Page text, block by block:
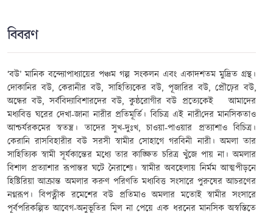
বিবরণ
‘বউ’ মানিক বন্দ্যোপাধ্যায়ের পঞ্চম গল্প সংকলন এবং একাদশতম মুদ্রিত গ্রন্থ।
দোকানির বউ,কেরানীর বউ,সাহিত্যিকের বউ, পূজারির বউ, প্রৌঢ়ের বউ,
অন্ধের বউ,সর্ববিদ্যাবিশারদের বউ,কুষ্ঠরোগীর বউ প্রত্যেকেই
আমাদের
মধ্যবিত্ত ঘরের দেখা-জানা নারীর প্রতিমূর্তি। বিচিত্র এই নারীদেরমানসিকতাও
আশ্চর্যরকমের স্বতন্ত্র। তাদের সুখ-দুঃখ,চাওয়া-পাওয়ার প্রত্যাশাও বিচিত্র।
কেরানি রাসবিহারীর বউ সরসী স্বামীর সোহাগে গরবিনী নারী। অমলা তার
সাহিত্যিক স্বামী সূর্যকান্তের মধ্যে তার কাঙ্ক্ষিত চরিত্র খুঁজে পায় না। অমলার
বিশাল প্রত্যাশার রূপান্তর ঘটে নৈরাশ্যে। স্বামীর অবহেলায় নির্মম আত্মপীড়নে
হিষ্টিরিয়া আক্রান্ত অমলার করুণ পরিণতি মধ্যবিত্ত সংসারে পুরুষের আচরণের
নগ্নরূপ। বিপত্নীক রমেশের বউ প্রতিমাও অমলার মতোই স্বামীর সংসারে
পূর্বপরিকল্পিত আবেগ-অনুভূতির মিল না পেয়ে এক ধরনের মানসিক অস্বস্তিতে